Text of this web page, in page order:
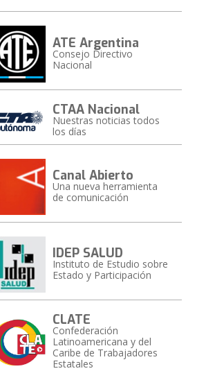
ATE Argentina
Consejo Directivo
Nacional
CTAA Nacional
Nuestras noticias todos
los días
Canal Abierto
Una nueva herramienta
de comunicación
IDEP SALUD
Instituto de Estudio sobre
Estado y Participación
CLATE
Confederación
Latinoamericana y del
Caribe de Trabajadores
Estatales